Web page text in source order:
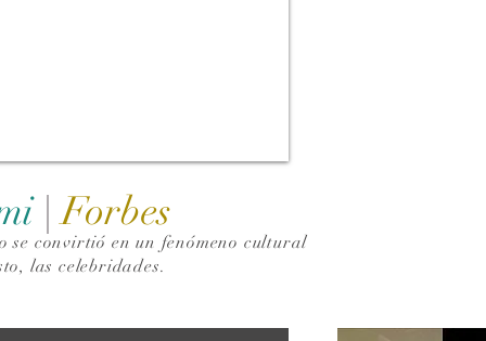
|Forbes
se convirtió en un fenómeno cultural
las celebridades.